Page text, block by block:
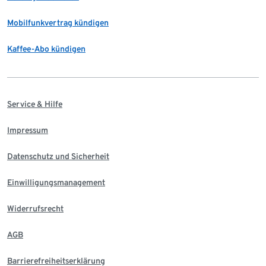
Mobilfunkvertrag kündigen
Kaffee-Abo kündigen
Service & Hilfe
Impressum
Datenschutz und Sicherheit
Einwilligungsmanagement
Widerrufsrecht
AGB
Barrierefreiheitserklärung